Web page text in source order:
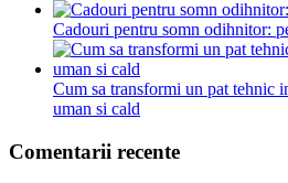
Cadouri pentru somn odihnitor:
Cum sa transformi un pat tehnic
uman si cald
Comentarii recente